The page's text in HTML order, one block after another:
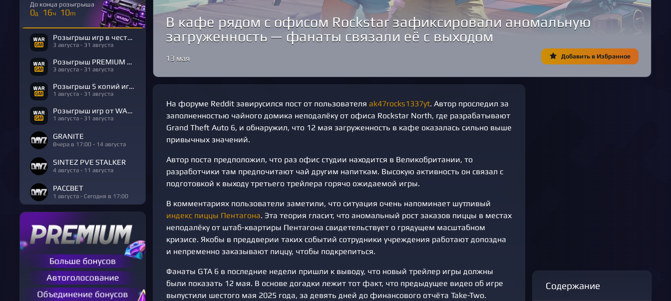
До конца розыгрыша
0д 16ч 10m
Розыгрыш игр в честь Дня Рождения
3 августа - 31 августа
Розыгрыш PREMIUM в честь Дня Рождения
3 августа - 31 августа
Розыгрыш 5 копий игры R.E.P.O.
1 августа - 31 августа
Розыгрыш игр от WARGM
1 августа - 31 августа
GRANITE
Вчера в 17:00 - 14 августа
SINTEZ PVE STALKER
4 августа - 11 августа
РАССВЕТ
1 августа - Сегодня в 17:00
В кафе рядом с офисом Rockstar зафиксировали аномальную
загруженность — фанаты связали её с выходом
Добавить в Избранное
13 мая
На форуме Reddit завирусился пост от пользователя ak47rocks1337yt. Автор проследил за
заполненностью чайного домика неподалёку от офиса Rockstar North, где разрабатывают
Grand Theft Auto 6, и обнаружил, что 12 мая загруженность в кафе оказалась сильно выше
привычных значений.
Автор поста предположил, что раз офис студии находится в Великобритании, то
разработчики там предпочитают чай другим напиткам. Высокую активность он связал с
подготовкой к выходу третьего трейлера горячо ожидаемой игры.
В комментариях пользователи заметили, что ситуация очень напоминает шутливый
индекс пиццы Пентагона. Эта теория гласит, что аномальный рост заказов пиццы в местах
неподалёку от штаб-квартиры Пентагона свидетельствует о грядущем масштабном
кризисе. Якобы в преддверии таких событий сотрудники учреждения работают допоздна
и непременно заказывают пиццу, чтобы подкрепиться.
Фанаты GTA 6 в последние недели пришли к выводу, что новый трейлер игры должны
были показать 12 мая. В основе догадки лежит тот факт, что предыдущее видео об игре
выпустили шестого мая 2025 года, за девять дней до финансового отчёта Take-Two.
Содержание